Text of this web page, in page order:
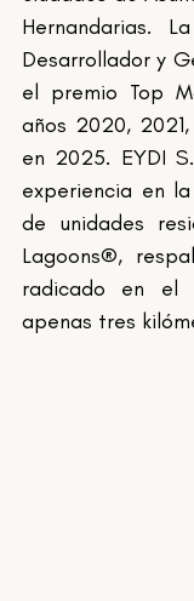
Hernandarias.
Desarrollador y
el premio Top
años 2020,
en 2025. EYDI
experiencia en
de unidades
Lagoons®,
radicado en el
apenas tres